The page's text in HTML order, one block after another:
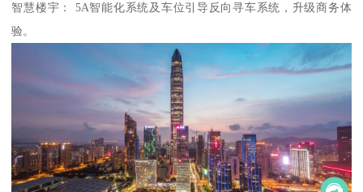
智慧楼宇： 5A智能化系统及车位引导反向寻车系统，升级商务体
验。